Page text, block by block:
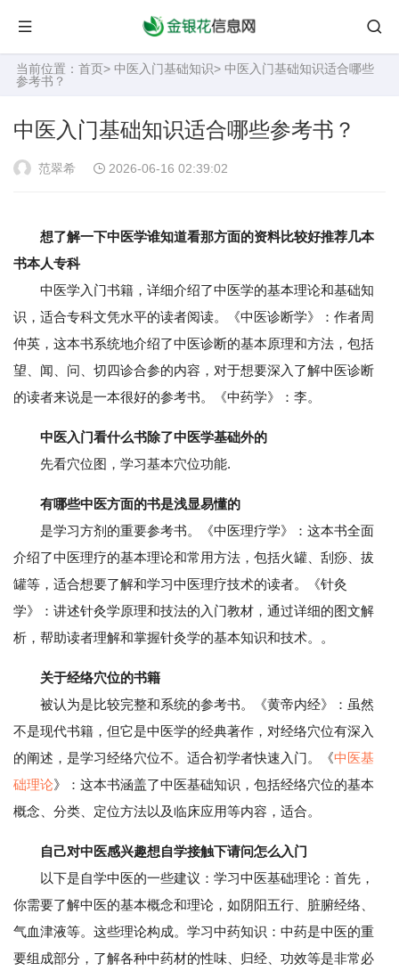
当前位置： 首页> 中医入门基础知识> 中医入门基础知识适合哪些
参考书？
中医入门基础知识适合哪些参考书？
范翠希 2026-06-16 02:39:02
想了解一下中医学谁知道看那方面的资料比较好推荐几本
书本人专科
中医学入门书籍，详细介绍了中医学的基本理论和基础知
识，适合专科文凭水平的读者阅读。《中医诊断学》：作者周
仲英，这本书系统地介绍了中医诊断的基本原理和方法，包括
望、闻、问、切四诊合参的内容，对于想要深入了解中医诊断
的读者来说是一本很好的参考书。《中药学》：李。
中医入门看什么书除了中医学基础外的
先看穴位图，学习基本穴位功能.
有哪些中医方面的书是浅显易懂的
是学习方剂的重要参考书。《中医理疗学》：这本书全面
介绍了中医理疗的基本理论和常用方法，包括火罐、刮痧、拔
罐等，适合想要了解和学习中医理疗技术的读者。《针灸
学》：讲述针灸学原理和技法的入门教材，通过详细的图文解
析，帮助读者理解和掌握针灸学的基本知识和技术。。
关于经络穴位的书籍
被认为是比较完整和系统的参考书。《黄帝内经》：虽然
不是现代书籍，但它是中医学的经典著作，对经络穴位有深入
的阐述，是学习经络穴位不。适合初学者快速入门。《中医基
础理论》：这本书涵盖了中医基础知识，包括经络穴位的基本
概念、分类、定位方法以及临床应用等内容，适合。
自己对中医感兴趣想自学接触下请问怎么入门
以下是自学中医的一些建议：学习中医基础理论：首先，
你需要了解中医的基本概念和理论，如阴阳五行、脏腑经络、
气血津液等。这些理论构成。学习中药知识：中药是中医的重
要组成部分，了解各种中药材的性味、归经、功效等是非常必